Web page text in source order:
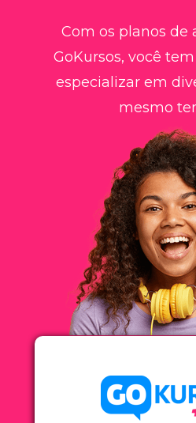
Com os planos de
GoKursos, você
especializar em
mesmo